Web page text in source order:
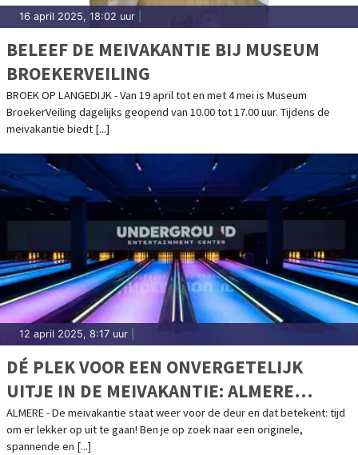
16 april 2025, 18:02 uur
BELEEF DE MEIVAKANTIE BIJ MUSEUM
BROEKERVEILING
BROEK OP LANGEDIJK - Van 19 april tot en met 4 mei is Museum
BroekerVeiling dagelijks geopend van 10.00 tot 17.00 uur. Tijdens de
meivakantie biedt [...]
12 april 2025, 8:17 uur
DÉ PLEK VOOR EEN ONVERGETELIJK
UITJE IN DE MEIVAKANTIE: ALMERE
UNDERGROUND
ALMERE - De meivakantie staat weer voor de deur en dat betekent: tijd
om er lekker op uit te gaan! Ben je op zoek naar een originele,
spannende en [...]